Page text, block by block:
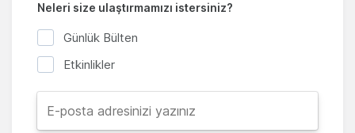
Neleri size ulaştırmamızı istersiniz?
Günlük Bülten
Etkinlikler